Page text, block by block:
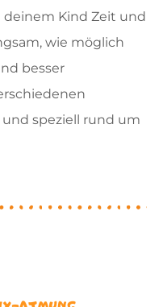
Kind Zeit und
wie möglich
besser
speziell rund um